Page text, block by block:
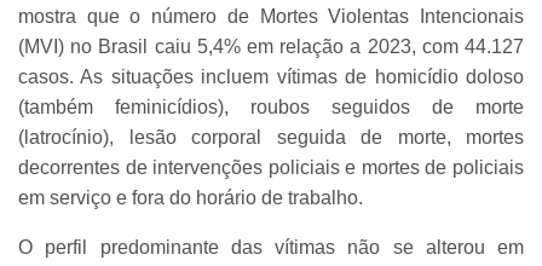
mostra que o número de Mortes Violentas Intencionais
(MVI) no Brasil caiu 5,4% em relação a 2023, com 44.127
casos. As situações incluem vítimas de homicídio doloso
(também feminicídios), roubos seguidos de morte
(latrocínio), lesão corporal seguida de morte, mortes
decorrentes de intervenções policiais e mortes de policiais
em serviço e fora do horário de trabalho.
O perfil predominante das vítimas não se alterou em